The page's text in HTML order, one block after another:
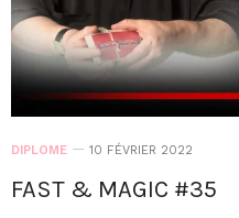
DIPLOME 10 FÉVRIER 2022
FAST & MAGIC #35